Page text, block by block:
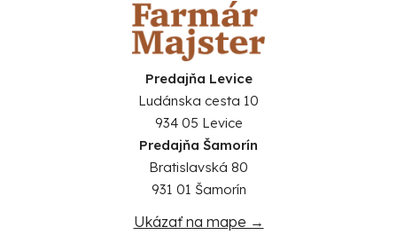
Predajňa Levice
Ludánska cesta 10
934 05 Levice
Predajňa Šamorín
Bratislavská 80
931 01 Šamorín
Ukázať na mape →